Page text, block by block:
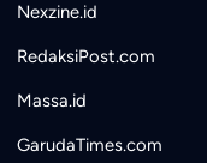
Nexzine.id
RedaksiPost.com
Massa.id
GarudaTimes.com